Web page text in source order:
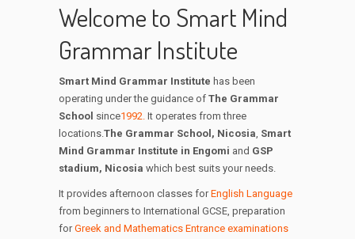
Welcome to Smart Mind
Grammar Institute
Smart Mind Grammar Institute has been
operating under the guidance of The Grammar
School since1992. It operates from three
locations.The Grammar School, Nicosia, Smart
Mind Grammar Institute in Engomi and GSP
stadium, Nicosia which best suits your needs.
It provides afternoon classes forEnglish Language
from beginners to International GCSE, preparation
forGreek and Mathematics Entrance examinations